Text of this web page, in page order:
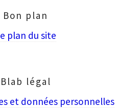
Bon plan
plan du site
Blab légal
et données personnelles